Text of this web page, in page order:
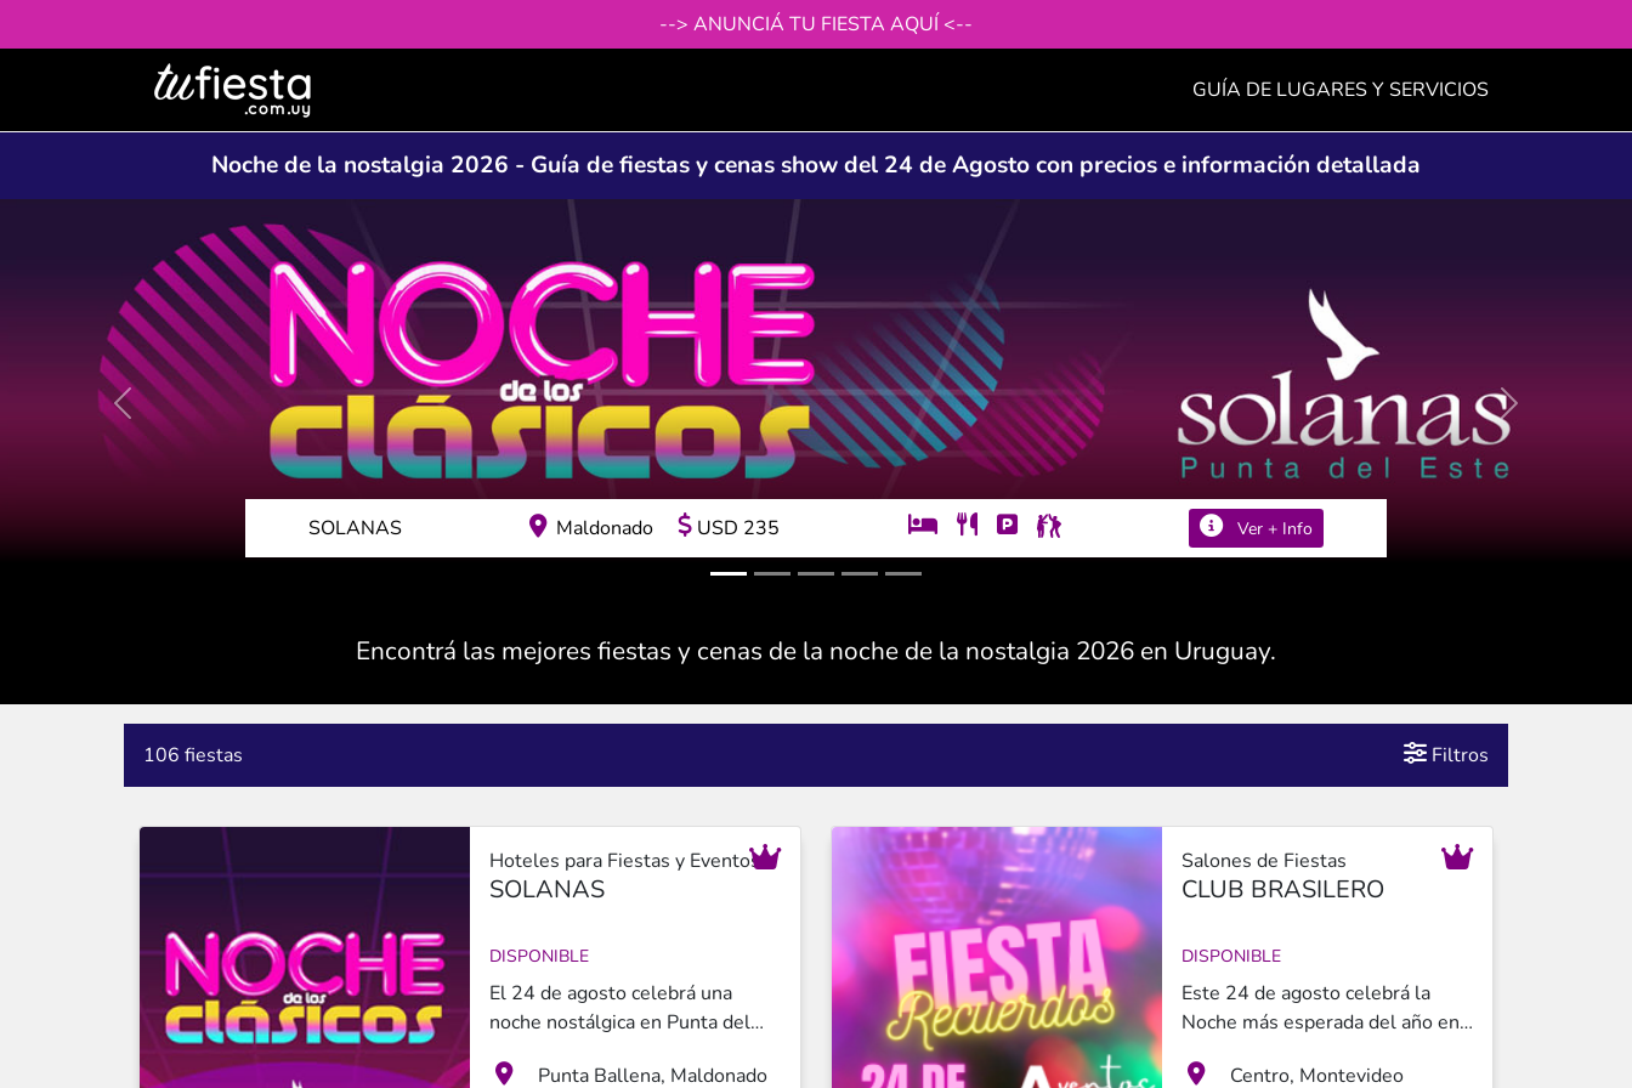
--> ANUNCIÁ TU FIESTA AQUÍ <--
GUÍA DE LUGARES Y SERVICIOS
Noche de la nostalgia 2026 - Guía de fiestas y cenas show del 24 de Agosto con precios e información detallada
CLUB BRASILERO Montevideo UYU Ver + Info
Anterior Siguiente
Encontrá las mejores fiestas y cenas de la noche de la nostalgia 2026 en Uruguay.
106 fiestas Filtros
Hoteles para Fiestas y Eventos
SOLANAS
DISPONIBLE
El 24 de agosto celebrá una
noche nostálgica en Punta del
experiencia completa con música
Punta Ballena, Maldonado
Salones de Fiestas
CLUB BRASILERO
DISPONIBLE
Este 24 de agosto celebrá la
Noche más esperada del año en
pleno centro de Montevideo. Una
Centro, Montevideo